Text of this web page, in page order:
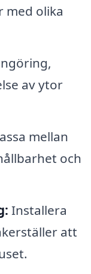
med olika
av ytor
mellan
och
Installera
att